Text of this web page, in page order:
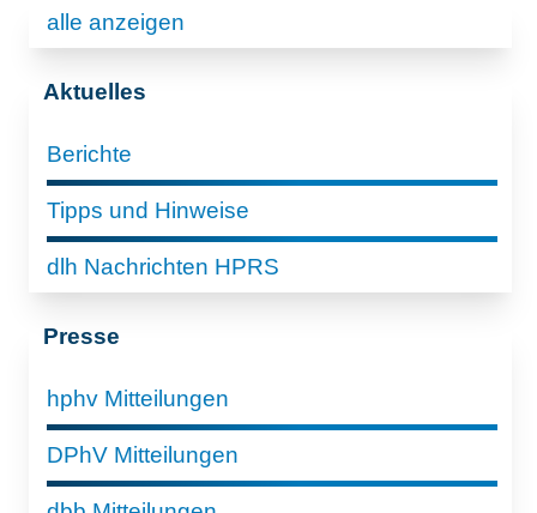
alle anzeigen
Aktuelles
Berichte
Tipps und Hinweise
dlh Nachrichten HPRS
Presse
hphv Mitteilungen
DPhV Mitteilungen